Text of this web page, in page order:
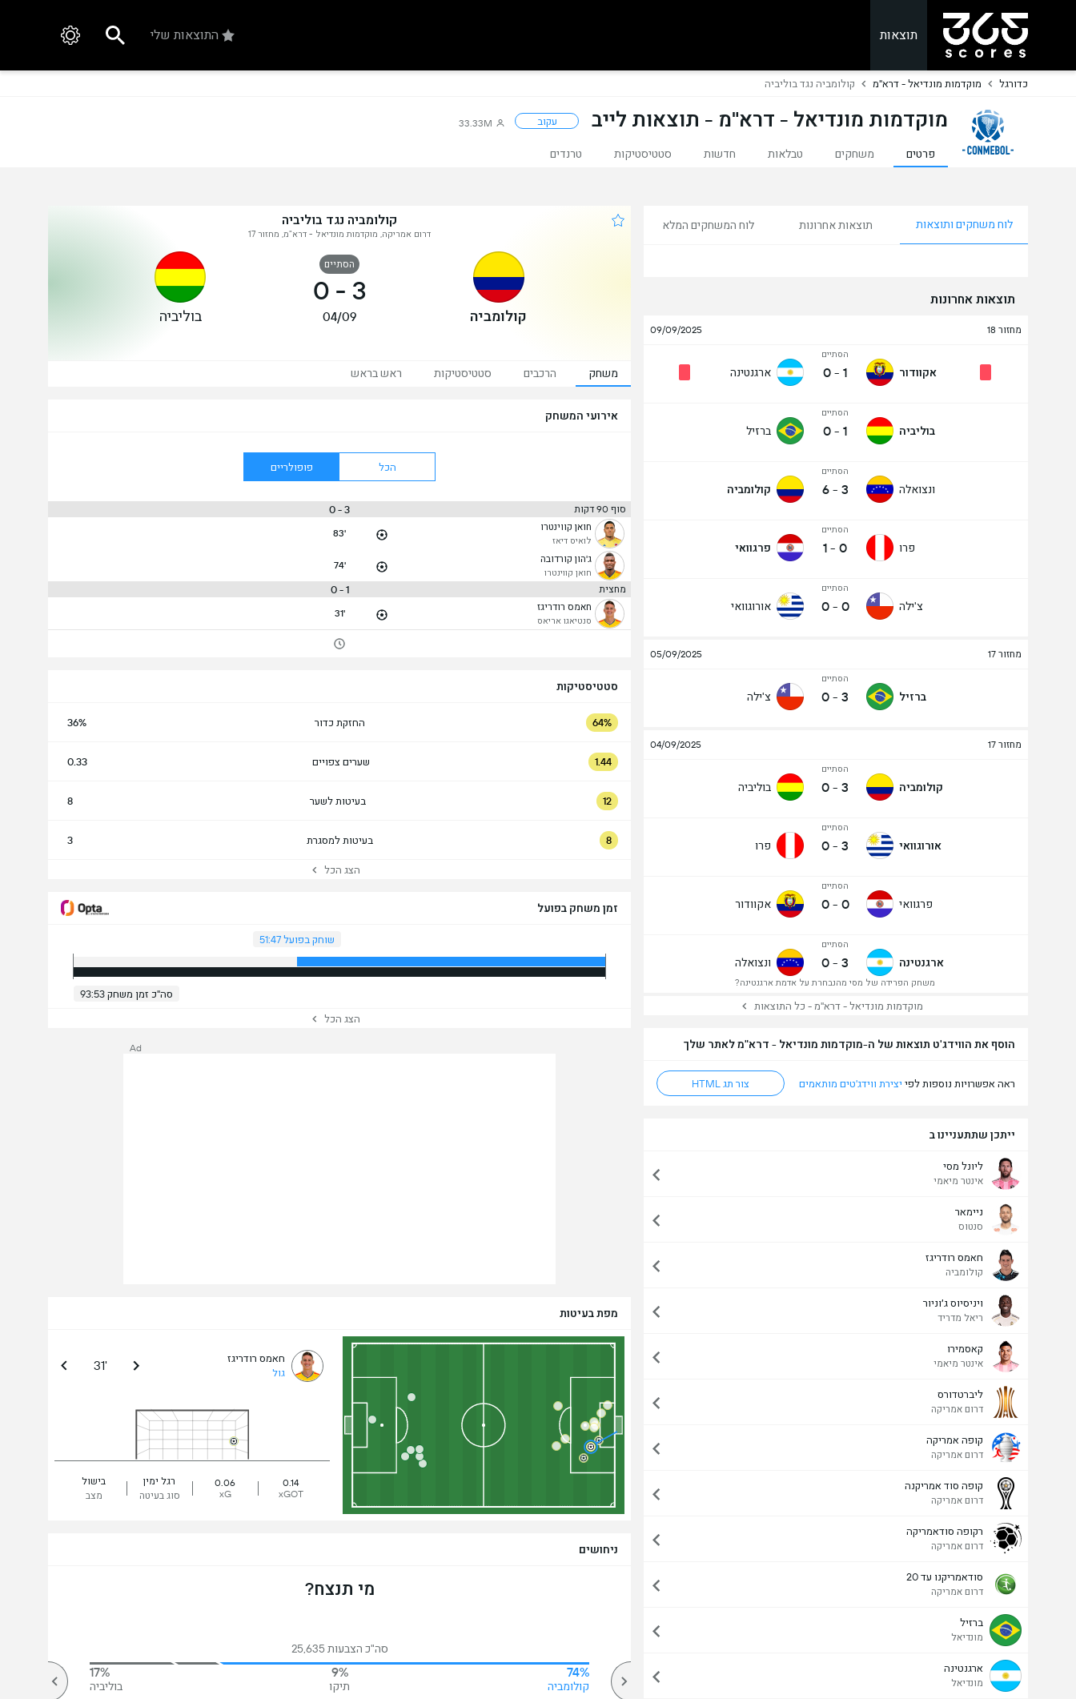
תוצאות התוצאות שלי
כדורגל מוקדמות מונדיאל - דרא"מ קולומביה נגד בוליביה
מוקדמות מונדיאל - דרא"מ - תוצאות לייב עקוב 33.33M
פרטים משחקים טבלאות חדשות סטטיסטיקות טרנדים
לוח משחקים ותוצאות תוצאות אחרונות לוח המשחקים המלא
תוצאות אחרונות
מחזור 18 09/09/2025
אקוודור
הסתיים
1
-
0 ארגנטינה
בוליביה
הסתיים
1
-
0 ברזיל
ונצואלה
הסתיים
3
-
6 קולומביה
פרו
הסתיים
0
-
1 פרגוואי
צ'ילה
הסתיים
0
-
0 אורוגוואי
מחזור 17 05/09/2025
ברזיל
הסתיים
3
-
0 צ'ילה
מחזור 17 04/09/2025
קולומביה
הסתיים
3
-
0 בוליביה
אורוגוואי
הסתיים
3
-
0 פרו
פרגוואי
הסתיים
0
-
0 אקוודור
ארגנטינה
הסתיים
3
-
0
משחק הפרידה של מסי מהנבחרת על אדמת ארגנטינה?
ונצואלה
מוקדמות מונדיאל - דרא"מ - כל התוצאות
הוסף את הווידג'ט תוצאות של ה-מוקדמות מונדיאל - דרא"מ לאתר שלך
ראה אפשרויות נוספות לפי יצירת ווידג'טים מותאמים צור תג HTML
ייתכן שתתעניינו ב
ליונל מסי
אינטר מיאמי
ניימאר
סנטוס
חאמס רודריגז
קולומביה
ויניסיוס ג׳וניור
ריאל מדריד
קאסמירו
אינטר מיאמי
ליברטדורס
דרום אמריקה
קופה אמריקה
דרום אמריקה
קופה סוד אמריקנה
דרום אמריקה
רקופה סודאמריקה
דרום אמריקה
סודאמריקנו עד 20
דרום אמריקה
ברזיל
מונדיאל
ארגנטינה
מונדיאל
קולומביה נגד בוליביה
דרום אמריקה, מוקדמות מונדיאל - דרא"מ, מחזור 17
קולומביה
הסתיים
3
-
0
04/09 בוליביה
משחק הרכבים סטטיסטיקות ראש בראש
אירועי המשחק
הכל פופולריים
סוף 90 דקות 3 - 0
חואן קווינטרו
לואיס דיאז
83'
ג'הון קורדובה
חואן קווינטרו
74'
מחצית 1 - 0
חאמס רודריגז
סנטיאגו אריאס
31'
סטטיסטיקות
64% החזקת כדור 36%
1.44 שערים צפויים 0.33
12 בעיטות לשער 8
8 בעיטות למסגרת 3
הצג הכל
זמן משחק בפועל
שוחק בפועל 51:47
סה"כ זמן משחק 93:53
הצג הכל
מפת בעיטות
חאמס רודריגז
גול 31'
בישול
מצב
רגל ימין
סוג בעיטה
0.06
xG
0.14
xGOT
ניחושים
מי תנצח?
סה"כ הצבעות 25,635
74%
קולומביה
9%
תיקו
17%
בוליביה
מעל/מתחת שערים - 90 דק' (2.5)
Ad